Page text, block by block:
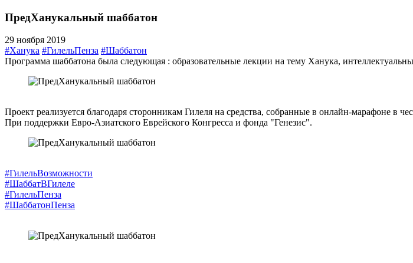
ПредХанукальный шаббатон
29 ноября 2019
#Ханука #ГилельПенза #Шаббатон
Программа шаббатона была следующая : образовательные лекции на тему Ханука,
Проект реализуется благодаря сторонникам Гилеля на средства, собранные в онлайн-марафоне в
При поддержки Евро-Азиатского Еврейского Конгресса и фонда "Генезис".
#ГилельВозможности
#ШаббатВГилеле
#ГилельПенза
#ШаббатонПенза